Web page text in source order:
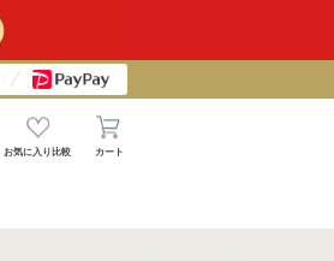
お気に入り比較 カート